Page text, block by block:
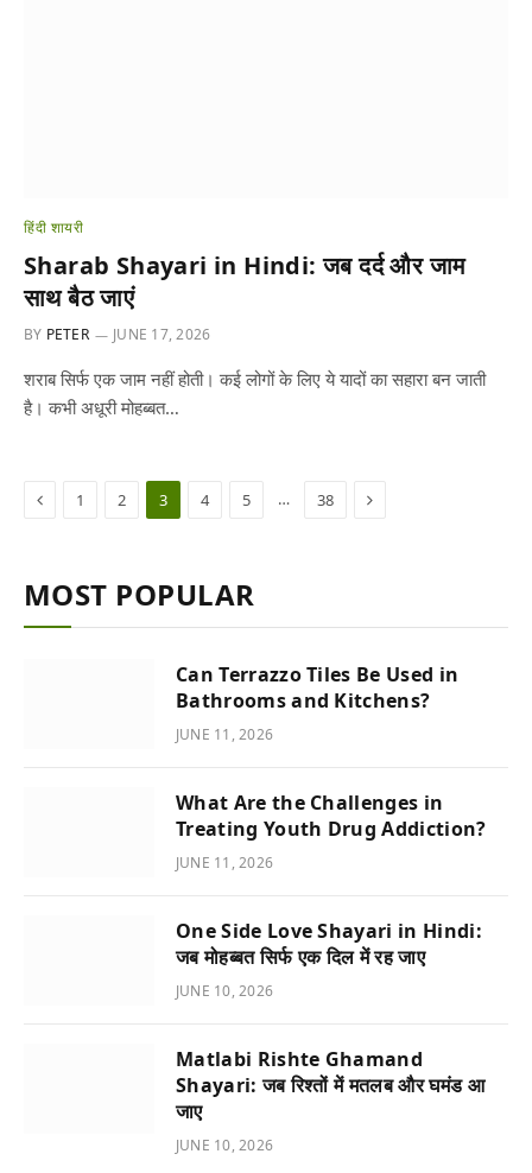
हिंदी शायरी
Sharab Shayari in Hindi: जब दर्द और जाम
साथ बैठ जाएं
BY PETER JUNE 17, 2026
शराब सिर्फ एक जाम नहीं होती। कई लोगों के लिए ये यादों का सहारा बन जाती
है। कभी अधूरी मोहब्बत…
Previous
1 2 3 4 5 … 38 Next
MOST POPULAR
Can Terrazzo Tiles Be Used in
Bathrooms and Kitchens?
JUNE 11, 2026
What Are the Challenges in
Treating Youth Drug Addiction?
JUNE 11, 2026
One Side Love Shayari in Hindi:
जब मोहब्बत सिर्फ एक दिल में रह जाए
JUNE 10, 2026
Matlabi Rishte Ghamand
Shayari: जब रिश्तों में मतलब और घमंड आ
जाए
JUNE 10, 2026